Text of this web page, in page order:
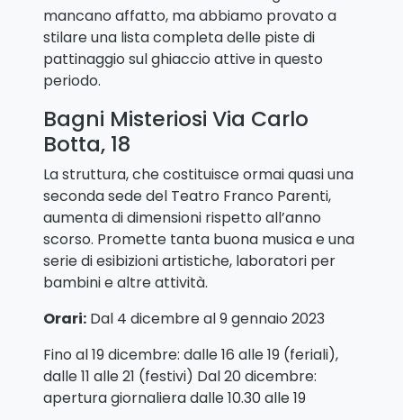
mancano affatto, ma abbiamo provato a
stilare una lista completa delle piste di
pattinaggio sul ghiaccio attive in questo
periodo.
Bagni Misteriosi Via Carlo
Botta, 18
La struttura, che costituisce ormai quasi una
seconda sede del Teatro Franco Parenti,
aumenta di dimensioni rispetto all’anno
scorso. Promette tanta buona musica e una
serie di esibizioni artistiche, laboratori per
bambini e altre attività.
Orari: Dal 4 dicembre al 9 gennaio 2023
Fino al 19 dicembre: dalle 16 alle 19 (feriali),
dalle 11 alle 21 (festivi) Dal 20 dicembre:
apertura giornaliera dalle 10.30 alle 19